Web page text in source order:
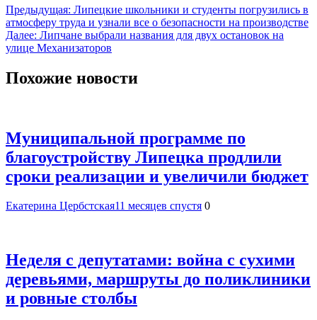
Навигация
по
записям
Предыдущая: Липецкие школьники и студенты погрузились в
атмосферу труда и узнали все о безопасности на производстве
Далее: Липчане выбрали названия для двух остановок на
улице Механизаторов
Похожие новости
Муниципальной программе по
благоустройству Липецка продлили
сроки реализации и увеличили бюджет
Екатерина Цербстская11 месяцев спустя 0
Неделя с депутатами: война с сухими
деревьями, маршруты до поликлиники
и ровные столбы